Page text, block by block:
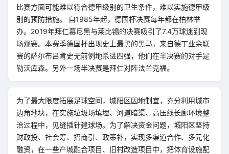
比赛方面可能难以符合德甲级别的卫生条件，难以实施德甲级
别的预防措施。 自1985年起，德国杯决赛每年都在柏林举
办。2019年拜仁慕尼黑与莱比锡的决赛吸引了7.4万球迷到现
场观赛。本赛季德国杯出现史上最黑的黑马，来自德丁业余联
赛的萨尔布吕肯史无前例地杀进四强，他们在半决赛的对手是
勒沃库森。另外一场半决赛是拜仁对阵法兰克福。
为了最大限度拓展足球空间，城阳区因地制宜，充分利用城市
边角地块，在实施垃圾场填埋、河道暗渠、高压线长廊环境整
治过程中，见缝插针建球场。为了解决资金问题，城阳区坚持
财政投、社会筹、招商引、政策补，实现多渠道合作、多元化
融资，在一些产城融合项目、旧村改造项目中，把体育设施配